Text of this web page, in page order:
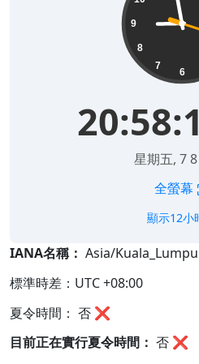
6
7
8
9
星期五, 7
全螢幕
顯示12小
IANA名稱： Asia/
標準時差：UTC +08:00
夏令時間： 否 ❌
目前正在實行夏令時間： 否 ❌